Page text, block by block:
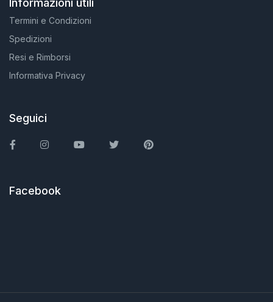
Informazioni utili
Termini e Condizioni
Spedizioni
Resi e Rimborsi
Informativa Privacy
Seguici
FacebookInstagramYou TubeTwitter Pinterest
Facebook